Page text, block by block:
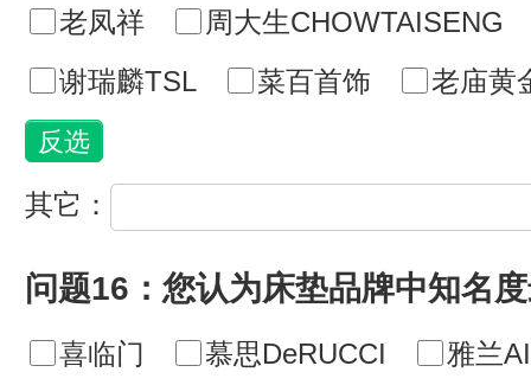
老凤祥
周大生CHOWTAISENG
谢瑞麟TSL
菜百首饰 老庙黄
其它：
问题16：您认为床垫品牌中知名
喜临门 慕思DeRUCCI
雅兰